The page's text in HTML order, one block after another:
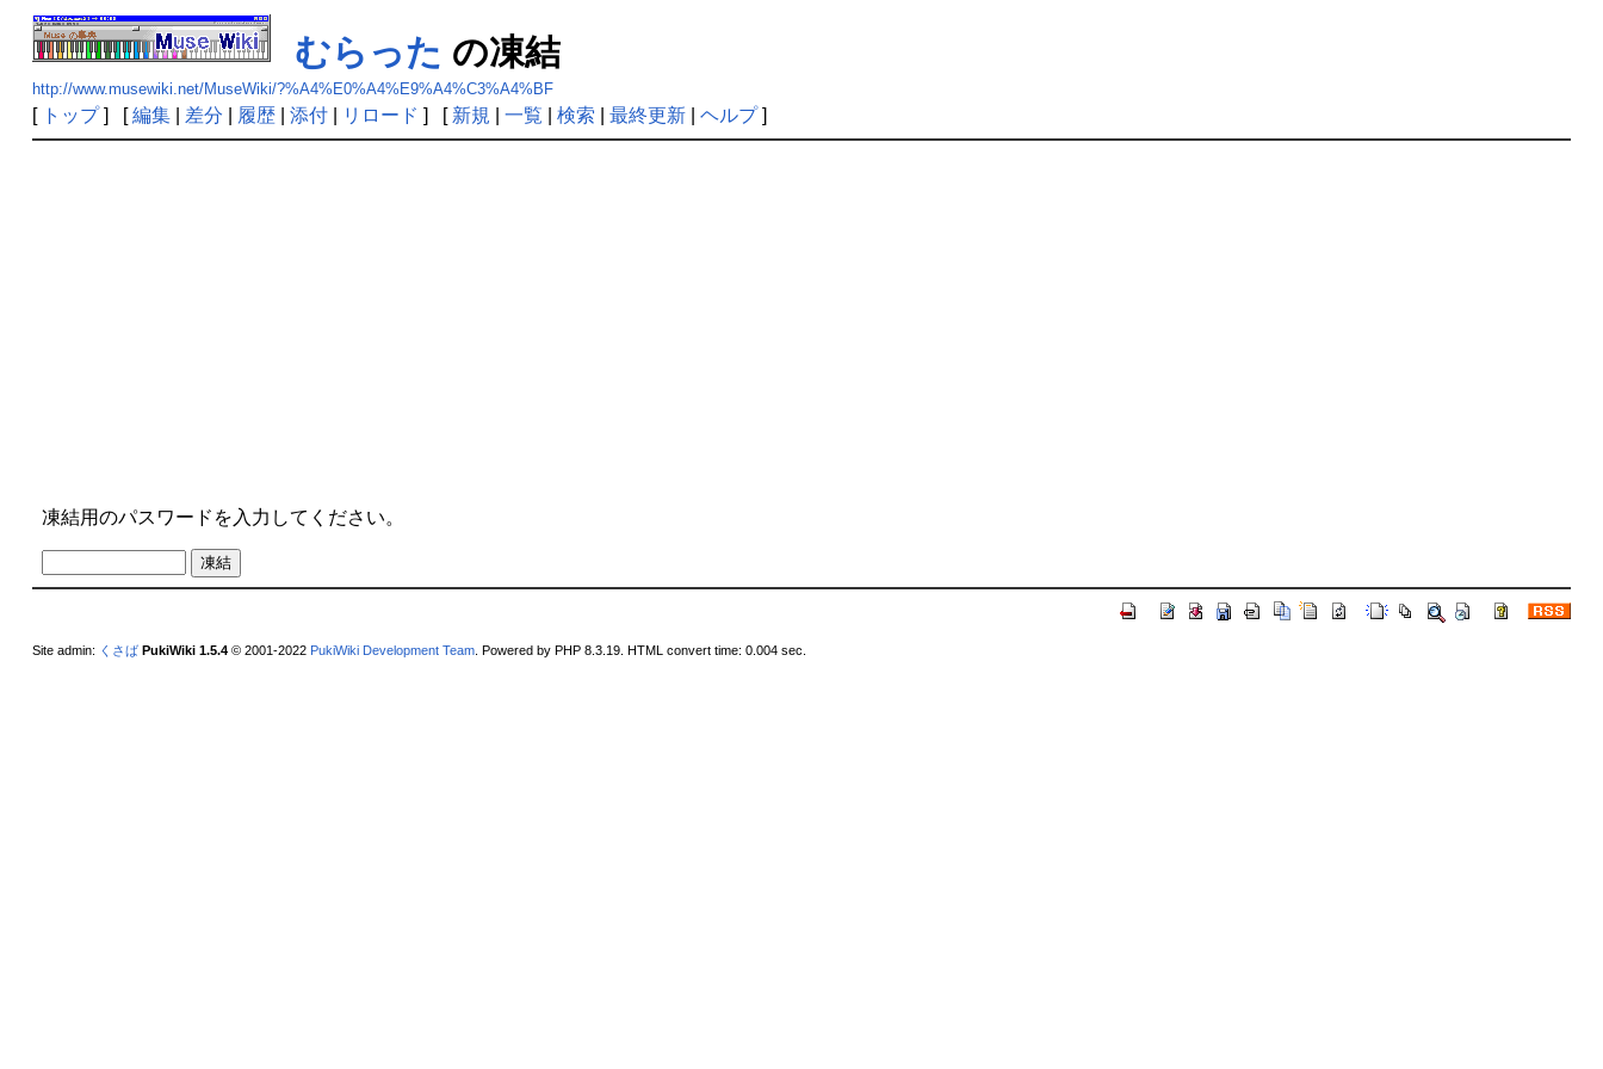
むらった の凍結
http://www.musewiki.net/MuseWiki/?%A4%E0%A4%E9%A4%C3%A4%BF
[ トップ] [編集| 差分 履歴| 添付| リロード ] [ 新規 一覧 検索 最終更新| ヘルプ]
凍結用のパスワードを入力してください。
Site admin: くさば PukiWiki 1.5.4© 2001-2022 PukiWiki Development Team. Powered by PHP 8.3.19. HTML convert time: 0.004 sec.